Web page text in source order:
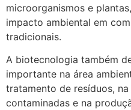
microorganismos e
impacto ambiental em
tradicionais.
A biotecnologia também
importante na área
tratamento de resíduos,
contaminadas e na